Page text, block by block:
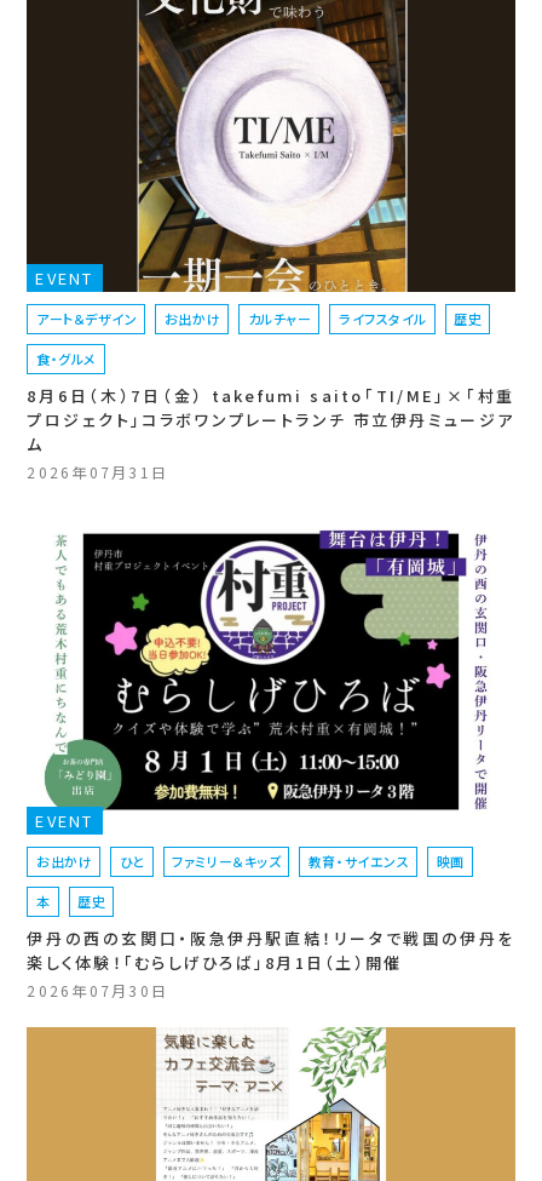
EVENT
アート＆デザイン お出かけ カルチャー ライフスタイル 歴史
食・グルメ
8月6日（木）7日（金） takefumi saito「TI/ME」×「村重
プロジェクト」コラボワンプレートランチ 市立伊丹ミュージア
ム
2026年07月31日
EVENT
お出かけ ひと ファミリー＆キッズ 教育・サイエンス 映画
本 歴史
伊丹の西の玄関口・阪急伊丹駅直結！リータで戦国の伊丹を
楽しく体験！「むらしげひろば」8月1日（土）開催
2026年07月30日